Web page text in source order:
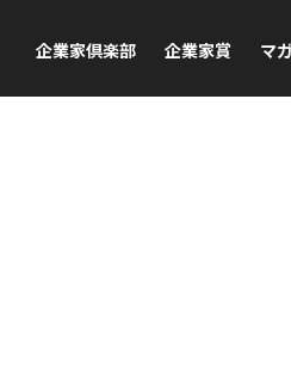
企業家倶楽部 企業家賞 マ